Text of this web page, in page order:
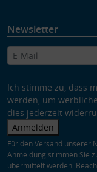
Newsletter
Ich stimme zu, dass
werden, um
dies jederzeit
Anmelden
Für den Versand unserer
Anmeldung stimmen Sie
übermittelt werden.